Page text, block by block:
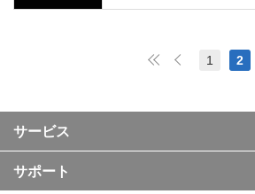
1 2
サービス
サポート